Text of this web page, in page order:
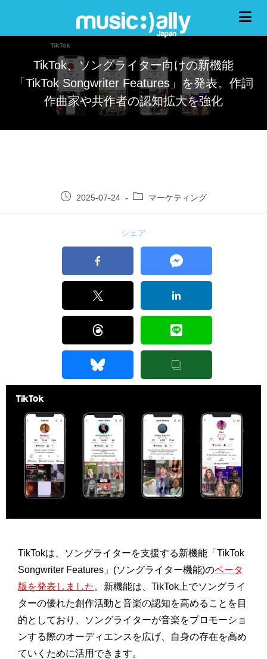
TikTok、ソングライター向けの新機能
「TikTok Songwriter Features」を発表。作詞
作曲家や共作者の認知拡大を強化
2025-07-24 マーケティング
シェア
TikTokは、ソングライターを支援する新機能「TikTok
Songwriter Features」(ソングライター機能)のベータ
版を発表しました 。新機能は、TikTok上でソングライ
ターの優れた創作活動と音楽の認知を高めることを目
的としており、ソングライターが音楽をプロモーショ
ンする際のオーディエンスを広げ、自身の存在を高め
ていくために活用できます。